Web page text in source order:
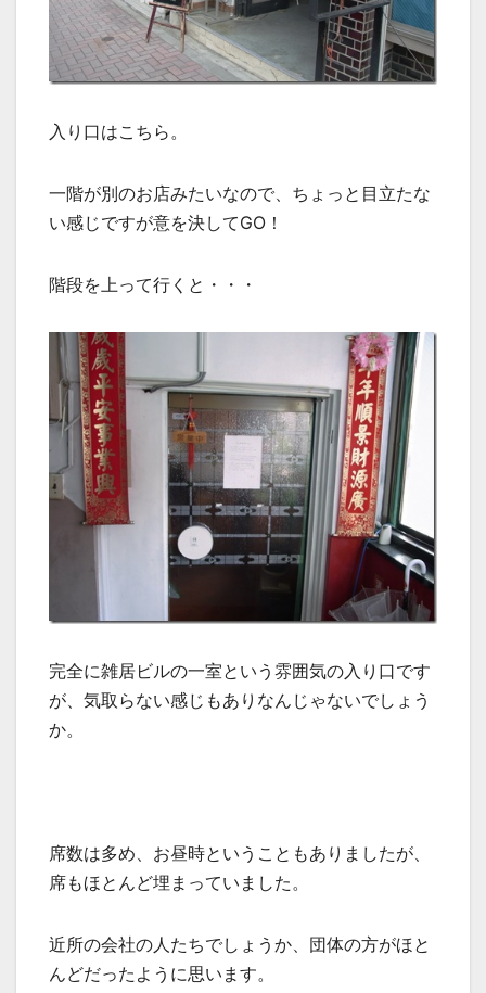
入り口はこちら。
一階が別のお店みたいなので、ちょっと目立たな
い感じですが意を決してGO！
階段を上って行くと・・・
完全に雑居ビルの一室という雰囲気の入り口です
が、気取らない感じもありなんじゃないでしょう
か。
席数は多め、お昼時ということもありましたが、
席もほとんど埋まっていました。
近所の会社の人たちでしょうか、団体の方がほと
んどだったように思います。